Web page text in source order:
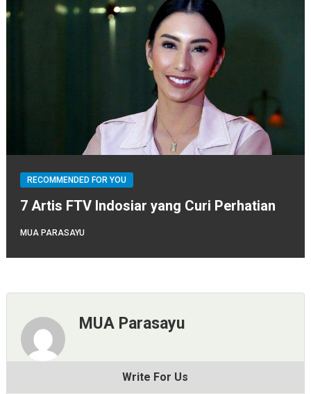
RECOMMENDED FOR YOU
7 Artis FTV Indosiar yang Curi Perhatian
MUA PARASAYU
MUA Parasayu
Write For Us